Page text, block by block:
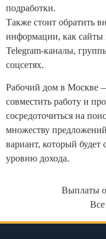
подработки.
Также стоит обратить
информации, как
Telegram-каналы,
соцсетях.
Рабочий дом в Москве
совместить работу и
сосредоточиться на
множеству
вариант, который будет
уровню дохода.
Выплаты